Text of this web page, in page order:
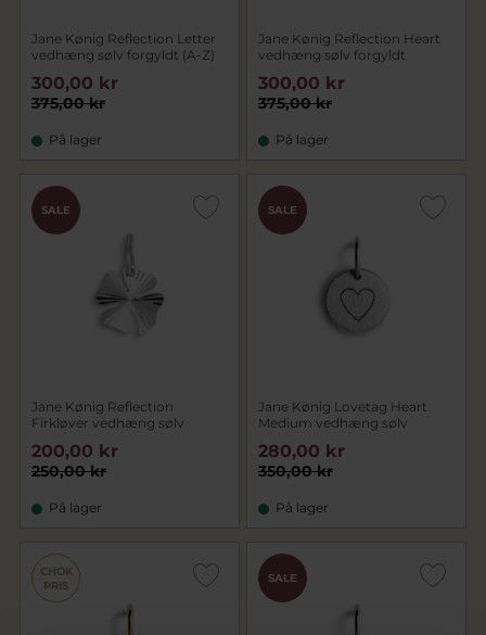
Jane Kønig Reflection Letter
vedhæng sølv forgyldt (A-Z)
375,00 kr
300,00 kr
På lager
Jane Kønig Reflection Heart
vedhæng sølv forgyldt
375,00 kr
300,00 kr
På lager
SALE
Jane Kønig Reflection
Firkløver vedhæng sølv
250,00 kr
200,00 kr
På lager
SALE
Jane Kønig Lovetag Heart
Medium vedhæng sølv
350,00 kr
280,00 kr
På lager
CHOK
PRIS
SALE